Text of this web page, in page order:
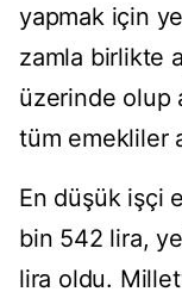
yapmak için
zamla birlikte
üzerinde olup
tüm emekliler
En düşük işçi
bin 542 lira,
lira oldu.